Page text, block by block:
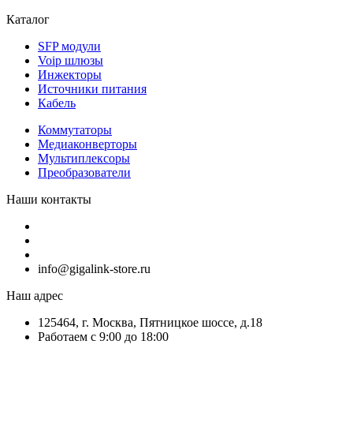
Каталог
SFP модули
Voip шлюзы
Инжекторы
Источники питания
Кабель
Коммутаторы
Медиаконверторы
Мультиплексоры
Преобразователи
Наши контакты
info@gigalink-store.ru
Наш адрес
125464, г. Москва, Пятницкое шоссе, д.18
Работаем с 9:00 до 18:00